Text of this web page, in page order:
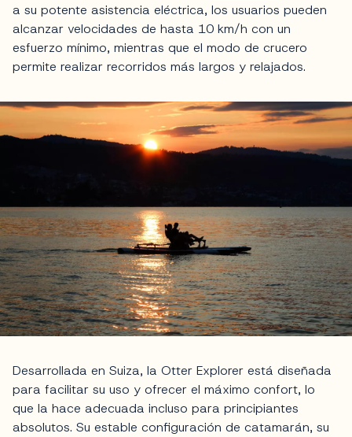
a su potente asistencia eléctrica, los usuarios pueden
alcanzar velocidades de hasta 10 km/h con un
esfuerzo mínimo, mientras que el modo de crucero
permite realizar recorridos más largos y relajados.
Desarrollada en Suiza, la Otter Explorer está diseñada
para facilitar su uso y ofrecer el máximo confort, lo
que la hace adecuada incluso para principiantes
absolutos. Su estable configuración de catamarán, su